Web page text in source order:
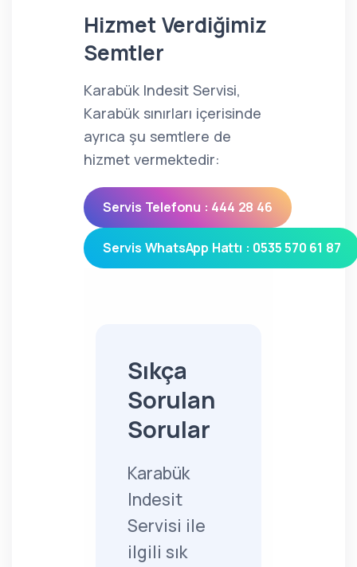
Hizmet Verdiğimiz
Semtler
Karabük Indesit Servisi,
Karabük sınırları içerisinde
ayrıca şu semtlere de
hizmet vermektedir:
Servis Telefonu : 444 28 46
Servis WhatsApp Hattı : 0535 570 61 87
Sıkça
Sorulan
Sorular
Karabük
Indesit
Servisi ile
ilgili sık